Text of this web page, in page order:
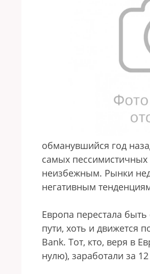
обманувшийся год
самых пессимистичных
неизбежным. Рынки
негативным
Европа перестала
пути, хоть и движется
Bank. Тот, кто, веря в
нулю), заработали за